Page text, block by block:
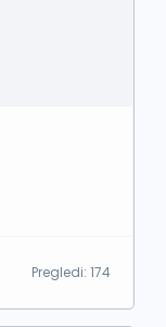
Pregledi: 174